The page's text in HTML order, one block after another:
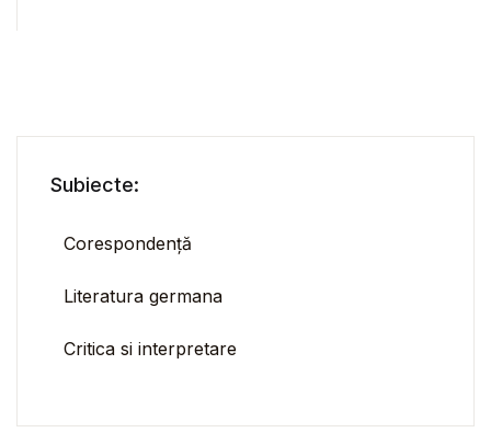
Subiecte:
Corespondență
Literatura germana
Critica si interpretare